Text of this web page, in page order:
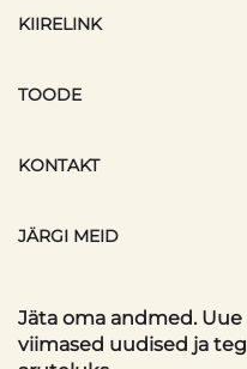
KIIRELINK
TOODE
KONTAKT
JÄRGI MEID
Jäta oma andmed.
viimased uudised ja